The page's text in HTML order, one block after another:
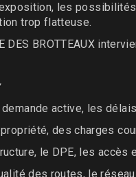
les
trop flatteuse.
BROTTEAUX
active, les
des charges
le DPE, les
des routes, le